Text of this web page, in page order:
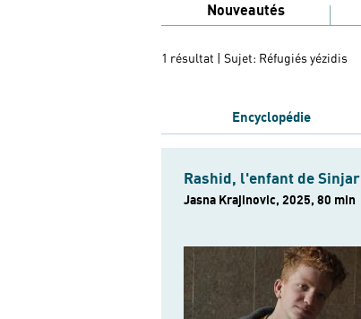
Nouveautés
1 résultat | Sujet: Réfugiés yézidis
Encyclopédie
Rashid, l'enfant de Sinjar
Jasna Krajinovic, 2025, 80 min